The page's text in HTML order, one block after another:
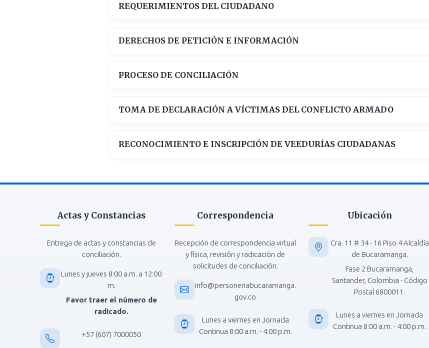
REQUERIMIENTOS DEL CIUDADANO
DERECHOS DE PETICIÓN E INFORMACIÓN
PROCESO DE CONCILIACIÓN
TOMA DE DECLARACIÓN A VÍCTIMAS DEL CONFLICTO ARMADO
RECONOCIMIENTO E INSCRIPCIÓN DE VEEDURÍAS CIUDADANAS
Actas y Constancias
Entrega de actas y constancias de
conciliación.
Lunes y jueves 8:00 a.m. a 12:00
m.
Favor traer el número de
radicado.
+57 (607) 7000050
Correspondencia
Recepción de correspondencia virtual
y física, revisión y radicación de
solicitudes de conciliación.
info@personeriabucaramanga.
gov.co
Lunes a viernes en Jornada
Continua 8:00 a.m. - 4:00 p.m.
Ubicación
Cra. 11 # 34 - 16 Piso 4 Alcaldía
de Bucaramanga.
Fase 2 Bucaramanga,
Santander, Colombia - Código
Postal 6800011.
Lunes a viernes en Jornada
Continua 8:00 a.m. - 4:00 p.m.